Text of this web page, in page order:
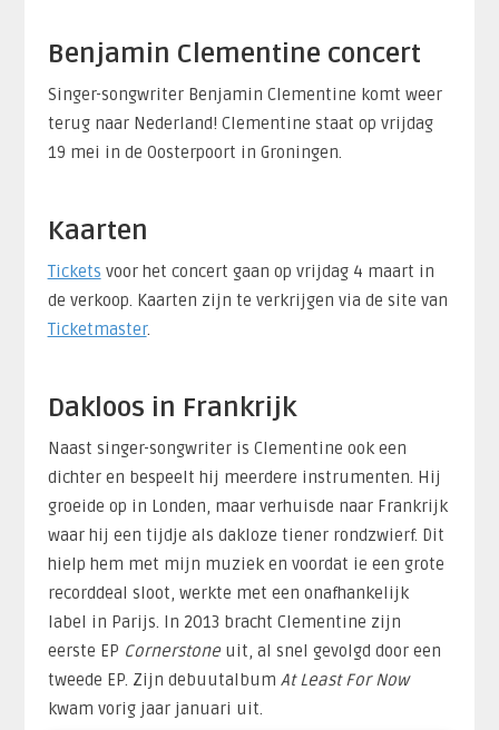
Benjamin Clementine concert
Singer-songwriter Benjamin Clementine komt weer
terug naar Nederland! Clementine staat op vrijdag
19 mei in de Oosterpoort in Groningen.
Kaarten
Tickets voor het concert gaan op vrijdag 4 maart in
de verkoop. Kaarten zijn te verkrijgen via de site van
Ticketmaster.
Dakloos in Frankrijk
Naast singer-songwriter is Clementine ook een
dichter en bespeelt hij meerdere instrumenten. Hij
groeide op in Londen, maar verhuisde naar Frankrijk
waar hij een tijdje als dakloze tiener rondzwierf. Dit
hielp hem met mijn muziek en voordat ie een grote
recorddeal sloot, werkte met een onafhankelijk
label in Parijs. In 2013 bracht Clementine zijn
eerste EP Cornerstoneuit, al snel gevolgd door een
tweede EP. Zijn debuutalbum At Least For Now
kwam vorig jaar januari uit.